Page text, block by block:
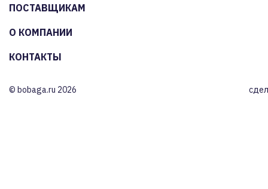
ПОСТАВЩИКАМ
О КОМПАНИИ
КОНТАКТЫ
© bobaga.ru 2026